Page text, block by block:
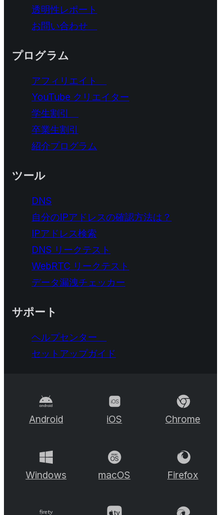
透明性レポート
お問い合わせ
プログラム
アフィリエイト
YouTube クリエイター
学生割引
卒業生割引
紹介プログラム
ツール
DNS
自分のIPアドレスの確認方法は？
IPアドレス検索
DNS リークテスト
WebRTC リークテスト
データ漏洩チェッカー
サポート
ヘルプセンター
セットアップガイド
Android iOS Chrome
Windows macOS Firefox